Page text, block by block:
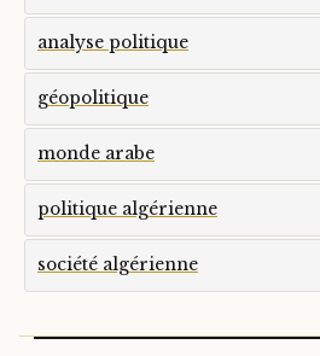
analyse politique
géopolitique
monde arabe
politique algérienne
société algérienne